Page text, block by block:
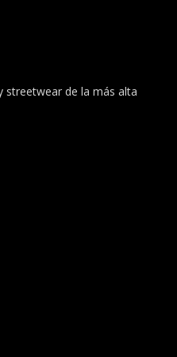
streetwear de la más alta